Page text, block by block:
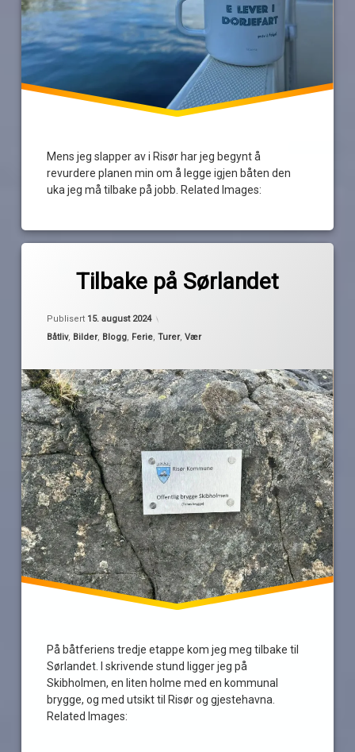
Mens jeg slapper av i Risør har jeg begynt å
revurdere planen min om å legge igjen båten den
uka jeg må tilbake på jobb. Related Images:
Tilbake på Sørlandet
Publisert 15. august 2024
Kategorier:
Båtliv, Bilder, Blogg, Ferie,Turer,Vær
På båtferiens tredje etappe kom jeg meg tilbake til
Sørlandet. I skrivende stund ligger jeg på
Skibholmen, en liten holme med en kommunal
brygge, og med utsikt til Risør og gjestehavna.
Related Images:
2024
Sørlandet
Stavern
uthavn
værfast
kommentar
på
Sørlandet